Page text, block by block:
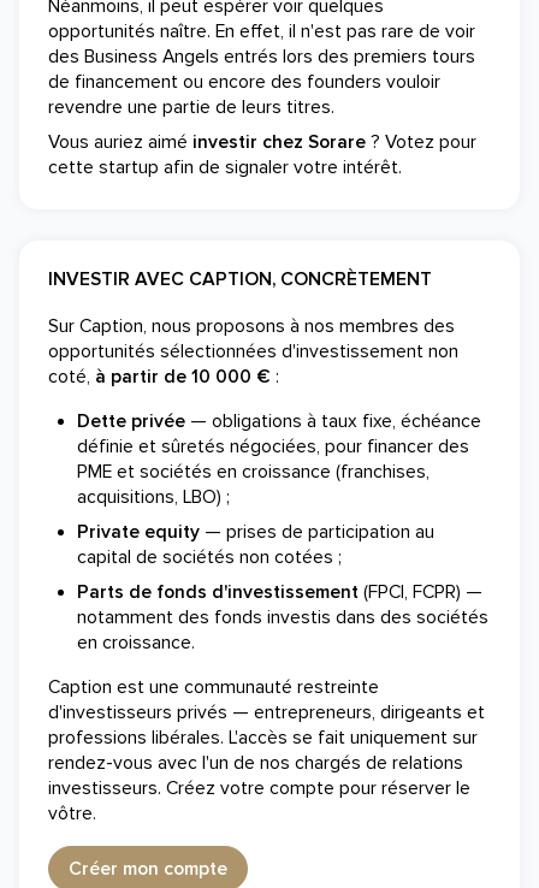
Néanmoins, il peut espérer voir quelques
opportunités naître. En effet, il n'est pas rare de voir
des Business Angels entrés lors des premiers tours
de financement ou encore des founders vouloir
revendre une partie de leurs titres.
Vous auriez aimé investir chez Sorare ? Votez pour
cette startup afin de signaler votre intérêt.
INVESTIR AVEC CAPTION, CONCRÈTEMENT
Sur Caption, nous proposons à nos membres des
opportunités sélectionnées d'investissement non
coté, à partir de 10 000 € :
Dette privée — obligations à taux fixe, échéance
définie et sûretés négociées, pour financer des
PME et sociétés en croissance (franchises,
acquisitions, LBO) ;
Private equity — prises de participation au
capital de sociétés non cotées ;
Parts de fonds d'investissement (FPCI, FCPR) —
notamment des fonds investis dans des sociétés
en croissance.
Caption est une communauté restreinte
d'investisseurs privés — entrepreneurs, dirigeants et
professions libérales. L'accès se fait uniquement sur
rendez-vous avec l'un de nos chargés de relations
investisseurs. Créez votre compte pour réserver le
vôtre.
Créer mon compte